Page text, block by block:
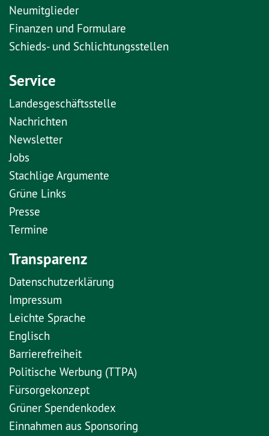
Neumitglieder
Finanzen und Formulare
Schieds- und Schlichtungsstellen
Service
Landesgeschäftsstelle
Nachrichten
Newsletter
Jobs
Stachlige Argumente
Grüne Links
Presse
Termine
Transparenz
Datenschutzerklärung
Impressum
Leichte Sprache
Englisch
Barrierefreiheit
Politische Werbung (TTPA)
Fürsorgekonzept
Grüner Spendenkodex
Einnahmen aus Sponsoring